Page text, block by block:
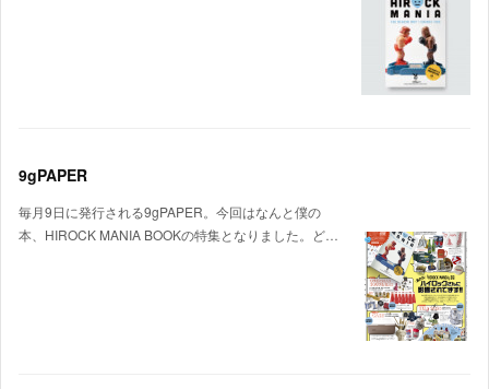
9gPAPER
毎月9日に発行される9gPAPER。今回はなんと僕の
本、HIROCK MANIA BOOKの特集となりました。ど…